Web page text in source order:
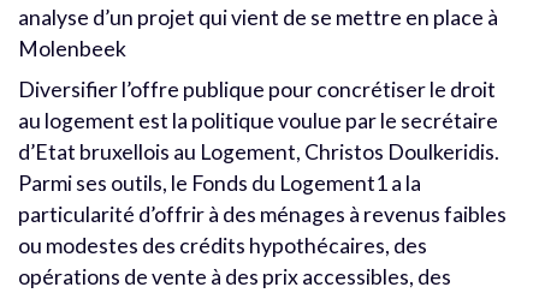
analyse d’un projet qui vient de se mettre en place à
Molenbeek
Diversifier l’offre publique pour concrétiser le droit
au logement est la politique voulue par le secrétaire
d’Etat bruxellois au Logement, Christos Doulkeridis.
Parmi ses outils, le Fonds du Logement1 a la
particularité d’offrir à des ménages à revenus faibles
ou modestes des crédits hypothécaires, des
opérations de vente à des prix accessibles, des